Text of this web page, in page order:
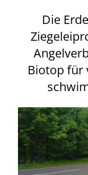
Die
Biotop für